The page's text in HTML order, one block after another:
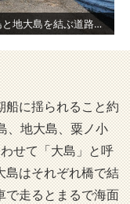
海面すれすれを走る爽快感に溢れた、山王島と地大島を結ぶ道路。エメラルド色の海は美しく、橋の上から海を覗くと透き通った海に多くの魚が泳いでいるのが見える。
船に揺られること約
、地大島、粟ノ小
せて「大島」と呼
島はそれぞれ橋で結
で走るとまるで海面